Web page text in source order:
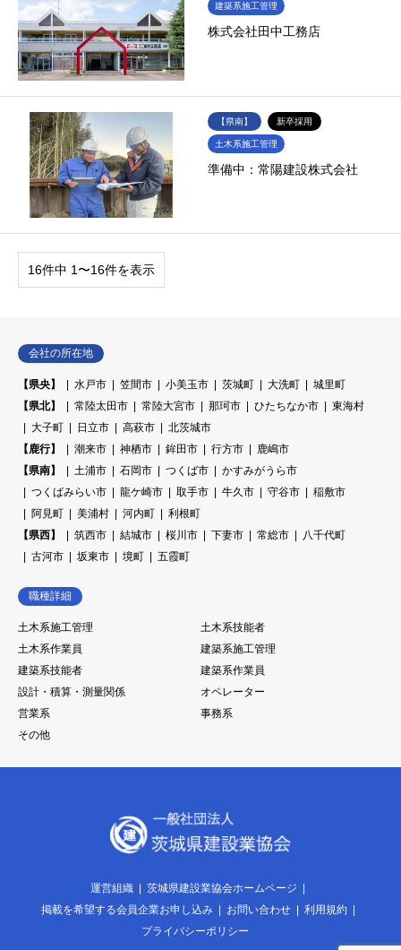
建築系施工管理
株式会社田中工務店
【県南】 新卒採用
土木系施工管理
準備中：常陽建設株式会社
16件中 1〜16件を表示
会社の所在地
【県央】 水戸市 笠間市 小美玉市 茨城町 大洗町
城里町
【県北】
常陸太田市 常陸大宮市 那珂市 ひたちなか市
東海村
大子町
日立市 高萩市
北茨城市
【鹿行】
潮来市 神栖市 鉾田市 行方市
鹿嶋市
【県南】
土浦市 石岡市 つくば市
かすみがうら市
つくばみらい市
龍ケ崎市 取手市 牛久市 守谷市
稲敷市
阿見町
美浦村 河内町
利根町
【県西】
筑西市 結城市 桜川市 下妻市 常総市
八千代町
古河市
坂東市 境町 五霞町
職種詳細
土木系施工管理
土木系技能者
土木系作業員
建築系施工管理
建築系技能者
建築系作業員
設計・積算・測量関係
オペレーター
営業系
事務系
その他
運営組織
茨城県建設業協会ホームページ
掲載を希望する会員企業お申し込み
お問い合わせ
利用規約
プライバシーポリシー